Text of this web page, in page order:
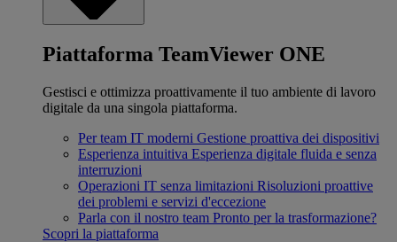
Piattaforma TeamViewer ONE
Gestisci e ottimizza proattivamente il tuo ambiente di lavoro
digitale da una singola piattaforma.
Per team IT moderni Gestione proattiva dei dispositivi
Esperienza intuitiva Esperienza digitale fluida e senza
interruzioni
Operazioni IT senza limitazioni Risoluzioni proattive
dei problemi e servizi d'eccezione
Parla con il nostro team Pronto per la trasformazione?
Scopri la piattaforma